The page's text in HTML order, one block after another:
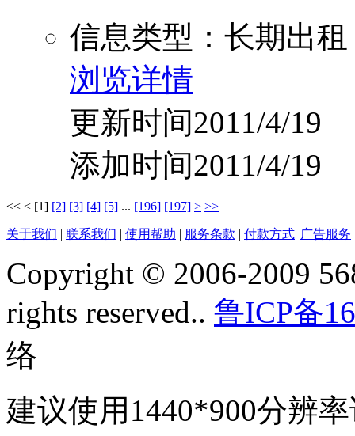
信息类型：长期出租
浏览详情
更新时间2011/4/19
添加时间2011/4/19
<< < [1] [2] [3] [4] [5] ... [196] [197] > >>
关于我们 | 联系我们 | 使用帮助 | 服务条款 | 付款方式| 广告服务
Copyright © 2006-2009
rights reserved.. 鲁ICP备
络
建议使用1440*900分辨